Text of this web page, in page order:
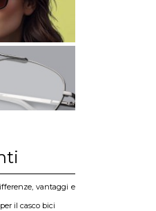
vantaggi e
il casco bici